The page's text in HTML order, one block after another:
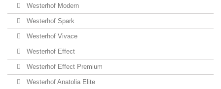
Westerhof Modern
Westerhof Spark
Westerhof Vivace
Westerhof Effect
Westerhof Effect Premium
Westerhof Anatolia Elite